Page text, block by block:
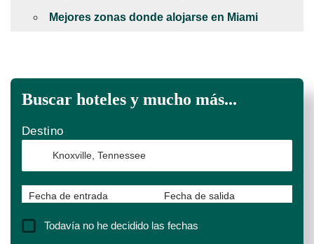
Mejores zonas donde alojarse en Miami
Buscar hoteles y mucho más...
Destino
Fecha de entrada Fecha de salida
Todavía no he decidido las fechas